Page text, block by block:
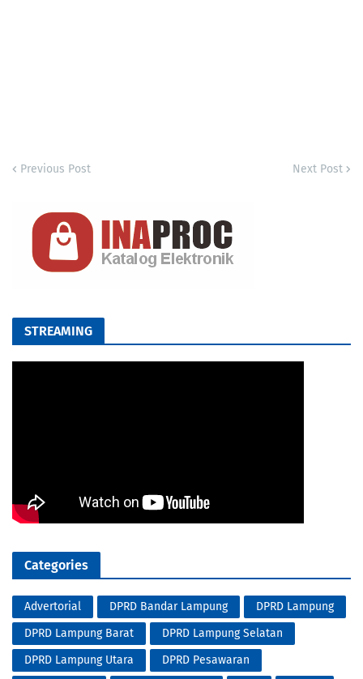
Previous Post Next Post
STREAMING
Categories
Advertorial DPRD Bandar Lampung
DPRD Lampung
DPRD Lampung Barat
DPRD Lampung Selatan
DPRD Lampung Utara
DPRD Pesawaran